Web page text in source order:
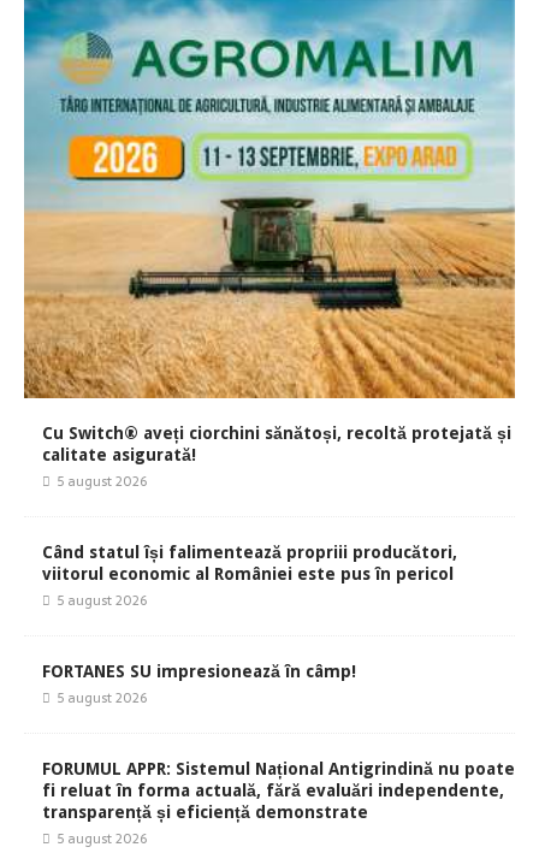
Cu Switch® aveți ciorchini sănătoși, recoltă protejată și
calitate asigurată!
5 august 2026
Când statul își falimentează propriii producători,
viitorul economic al României este pus în pericol
5 august 2026
FORTANES SU impresionează în câmp!
5 august 2026
FORUMUL APPR: Sistemul Național Antigrindină nu poate
fi reluat în forma actuală, fără evaluări independente,
transparență și eficiență demonstrate
5 august 2026